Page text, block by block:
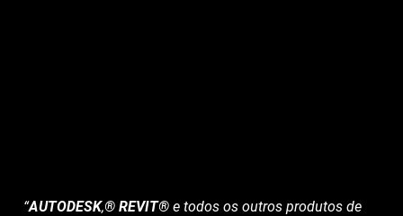
“AUTODESK,® REVIT® e todos os outros produtos de